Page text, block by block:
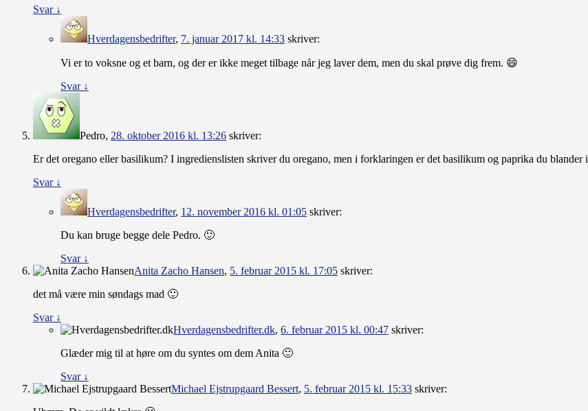
Svar ↓
Hverdagensbedrifter, 7. januar 2017 kl. 14:33 skriver:
Vi er to voksne og et barn, og der er ikke meget tilbage når jeg laver dem, men du skal prøve dig frem. 😄
Svar ↓
Pedro, 28. oktober 2016 kl. 13:26 skriver:
Er det oregano eller basilikum? I ingredienslisten skriver du oregano, men i forklaringen er det basilikum og paprika du blander i
Svar ↓
Hverdagensbedrifter, 12. november 2016 kl. 01:05 skriver:
Du kan bruge begge dele Pedro. 🙂
Svar ↓
Anita Zacho Hansen, 5. februar 2015 kl. 17:05 skriver:
det må være min søndags mad 🙂
Svar ↓
Hverdagensbedrifter.dk, 6. februar 2015 kl. 00:47 skriver:
Glæder mig til at høre om du syntes om dem Anita 🙂
Svar ↓
Michael Ejstrupgaard Bessert, 5. februar 2015 kl. 15:33 skriver: